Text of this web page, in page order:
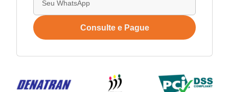
Consulte e Pague